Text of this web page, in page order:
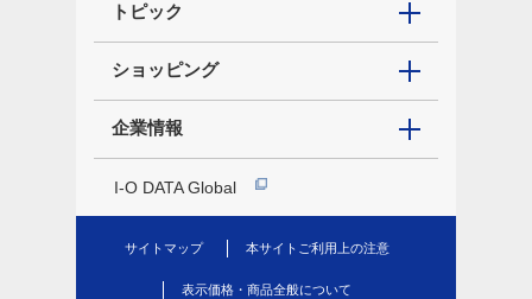
トピック
ショッピング
企業情報
I-O DATA Global
サイトマップ 本サイトご利用上の注意
表示価格・商品全般について